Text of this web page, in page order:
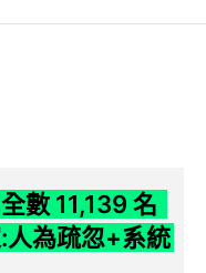
數 11,139 名
人為疏忽+系統